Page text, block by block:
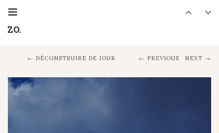
ZO.
PREVIOUS NEXT
DÉCONSTRUIRE DE JOUR